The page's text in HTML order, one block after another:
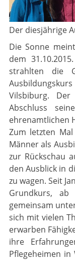
Der diesjährige
Die Sonne
dem
strahlten die
Vilsbiburg.
Abschluss
ehrenamtlichen
Zum letzten
Männer als
zur Rückschau
den Ausblick in
zu wagen. Seit
Grundkurs, ab
gemeinsam
sich mit vielen
erwarben
ihre
Pflegeheimen